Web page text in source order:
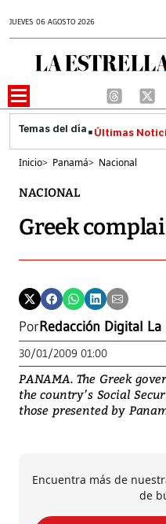
JUEVES 06 AGOSTO 2026
Últimas
Inicio> Panamá> Nacional
NACIONAL
Greek
PorRedacción Digital
30/01/2009 01:00
PANAMA. The Greek
the country’s Social
those presented by
Encuentra más de
de